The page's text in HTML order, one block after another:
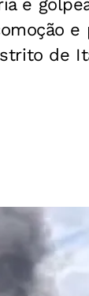
e
e
de